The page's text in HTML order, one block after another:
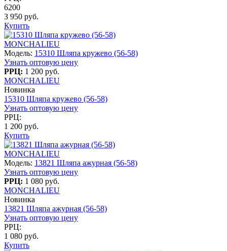
6200
3 950 руб.
Купить
MONCHALIEU
Модель: 15310 Шляпа кружево (56-58)
Узнать оптовую цену
РРЦ: 1 200 руб.
MONCHALIEU
Новинка
15310 Шляпа кружево (56-58)
Узнать оптовую цену
РРЦ:
1 200 руб.
Купить
MONCHALIEU
Модель: 13821 Шляпа ажурная (56-58)
Узнать оптовую цену
РРЦ: 1 080 руб.
MONCHALIEU
Новинка
13821 Шляпа ажурная (56-58)
Узнать оптовую цену
РРЦ:
1 080 руб.
Купить